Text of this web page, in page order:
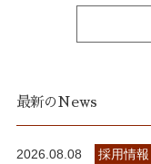
最新のNews
2026.08.08
採用情報